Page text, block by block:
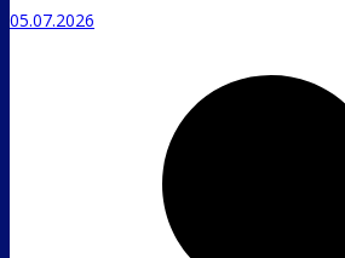
05.07.2026